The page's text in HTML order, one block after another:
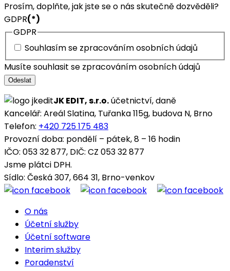
Prosím, doplňte, jak jste se o nás skutečně dozvěděli?
GDPR(*)
GDPR
Souhlasím se zpracováním osobních údajů
Musíte souhlasit se zpracováním osobních údajů
Odeslat
JK EDIT, s.r.o.účetnictví, daně
Kancelář: Areál Slatina, Tuřanka 115g, budova N, Brno
Telefon: +420 725 175 483
Provozní doba: pondělí – pátek, 8 – 16 hodin
IČO: 053 32 877, DIČ: CZ 053 32 877
Jsme plátci DPH.
Sídlo: Česká 307, 664 31, Brno-venkov
O nás
Účetní služby
Účetní software
Interim služby
Poradenství